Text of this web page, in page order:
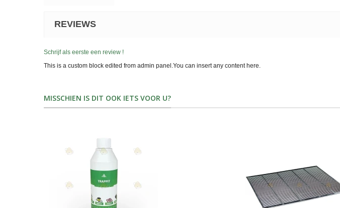
REVIEWS
Schrijf als eerste een review !
This is a custom block edited from admin panel.You can insert any content here.
MISSCHIEN IS DIT OOK IETS VOOR U?